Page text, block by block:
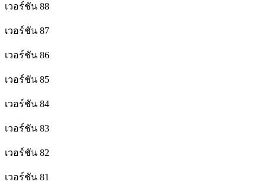
เวอร์ชัน 88
เวอร์ชัน 87
เวอร์ชัน 86
เวอร์ชัน 85
เวอร์ชัน 84
เวอร์ชัน 83
เวอร์ชัน 82
เวอร์ชัน 81